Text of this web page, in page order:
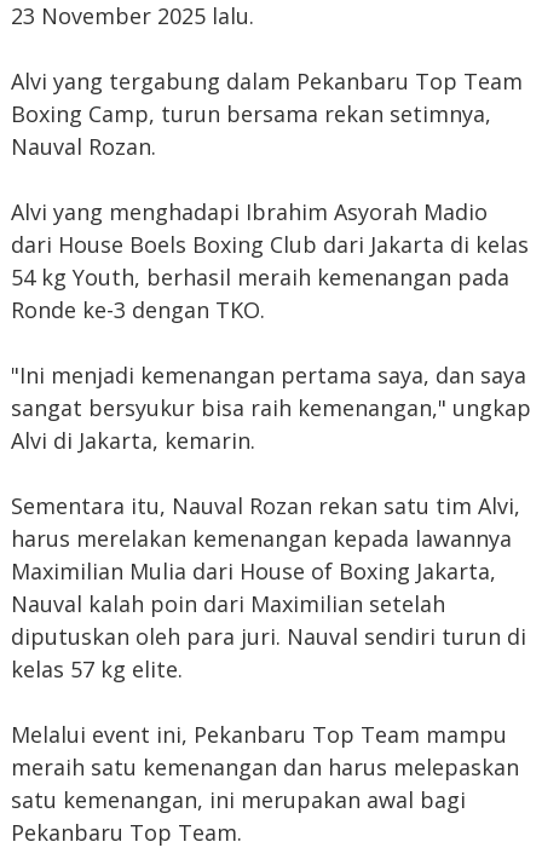
23 November 2025 lalu.
Alvi yang tergabung dalam Pekanbaru Top Team
Boxing Camp, turun bersama rekan setimnya,
Nauval Rozan.
Alvi yang menghadapi Ibrahim Asyorah Madio
dari House Boels Boxing Club dari Jakarta di kelas
54 kg Youth, berhasil meraih kemenangan pada
Ronde ke-3 dengan TKO.
"Ini menjadi kemenangan pertama saya, dan saya
sangat bersyukur bisa raih kemenangan," ungkap
Alvi di Jakarta, kemarin.
Sementara itu, Nauval Rozan rekan satu tim Alvi,
harus merelakan kemenangan kepada lawannya
Maximilian Mulia dari House of Boxing Jakarta,
Nauval kalah poin dari Maximilian setelah
diputuskan oleh para juri. Nauval sendiri turun di
kelas 57 kg elite.
Melalui event ini, Pekanbaru Top Team mampu
meraih satu kemenangan dan harus melepaskan
satu kemenangan, ini merupakan awal bagi
Pekanbaru Top Team.